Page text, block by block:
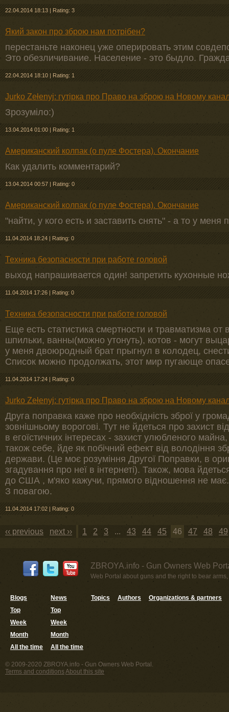
22.04.2014 18:13 | Rating: 3
Який закон про зброю нам потрібен?
перестаньте наконец уже оперировать этим
Это обезличивание. Население - это быдло.
22.04.2014 18:10 | Rating: 1
Jurko Zełenyj: гутірка про Право на зброю на Новому
Зрозуміло:)
13.04.2014 01:00 | Rating: 1
Американский колпак (о пуле Фостера). Окончание
Как удалить комментарий?
13.04.2014 00:57 | Rating: 0
Американский колпак (о пуле Фостера). Окончание
"найти, у кого есть и заставить снять" - а то у меня
11.04.2014 18:24 | Rating: 0
Техника безопасности при работе головой
выход напрашивается один! запретить кухонные
11.04.2014 17:26 | Rating: 0
Техника безопасности при работе головой
Еще есть статистика смертности и травматизма от
шпильки, ванны(можно утонуть), котов - могут
у меня двоюродный брат прыгнул в колодец,
Список можно продолжать, этот мир пугающе
11.04.2014 17:24 | Rating: 0
Jurko Zełenyj: гутірка про Право на зброю на Новому
Друга поправка каже про необхiднiсть зброї у
зовнiшньому вороговi. Тут не йдеться про захист
в егоїстичних iнтересах - захист улюбленого
також себе, йде як побiчний ефект вiд володiння
держави. (Це моє розумiння Другої Поправки, в
згадування про неї в iнтернетi). Також, мова
до США , м'яко кажучи, прямого вiдношення не має.
З повагою.
11.04.2014 17:02 | Rating: 0
‹‹ previous next ›› 1 2 3 ... 43 44 45 46 47 48 49
ZBROYA.info - Gun Owners Web
Web Portal about guns and the right to bear
Blogs
Top
Week
Month
All the time
News
Top
Week
Month
All the time
Topics Authors Organizations & partners
© 2009-2020 ZBROYA.info - Gun Owners Web Portal.
Terms and conditionsAbout this site